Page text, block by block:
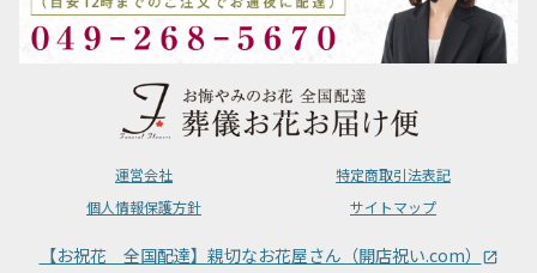
運営会社
特定商取引法表記
個人情報保護方針
サイトマップ
【お祝花 全国配達】親切なお花屋さん（開店祝い.com） launch